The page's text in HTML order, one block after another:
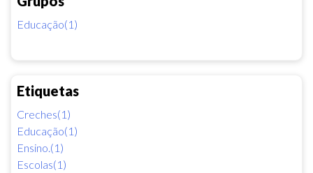
Educação(1)
Etiquetas
Creches(1)
Educação(1)
Ensino.(1)
Escolas(1)